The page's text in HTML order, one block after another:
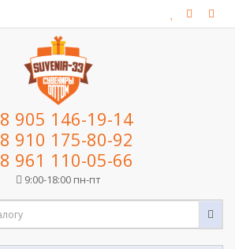
8 905 146-19-14
8 910 175-80-92
8 961 110-05-66
9:00-18:00 пн-пт